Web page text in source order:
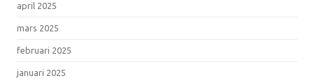
april 2025
mars 2025
februari 2025
januari 2025